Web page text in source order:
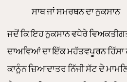
ਸਾਥ ਜਾਂ ਸਮਰਥਨ ਦਾ ਨੁਕਸਾਨ
ਜਦੋਂ ਕਿ ਇਹ ਨੁਕਸਾਨ ਵਧੇਰੇ
ਦਾਅਵਿਆਂ ਦਾ ਇੱਕ ਮਹੱਤਵਪੂਰਨ
ਕਾਨੂੰਨ ਜ਼ਿਆਦਾਤਰ ਨਿੱਜੀ ਸੱਟ ਦੇ